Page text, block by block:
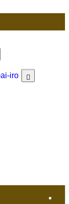
iro